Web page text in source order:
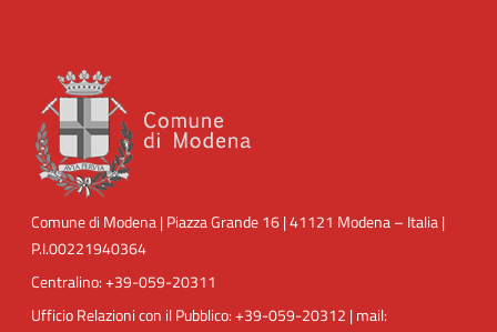
Comune di Modena | Piazza Grande 16 | 41121 Modena – Italia |
P.I.00221940364
Centralino: +39-059-20311
Ufficio Relazioni con il Pubblico: +39-059-20312 | mail: